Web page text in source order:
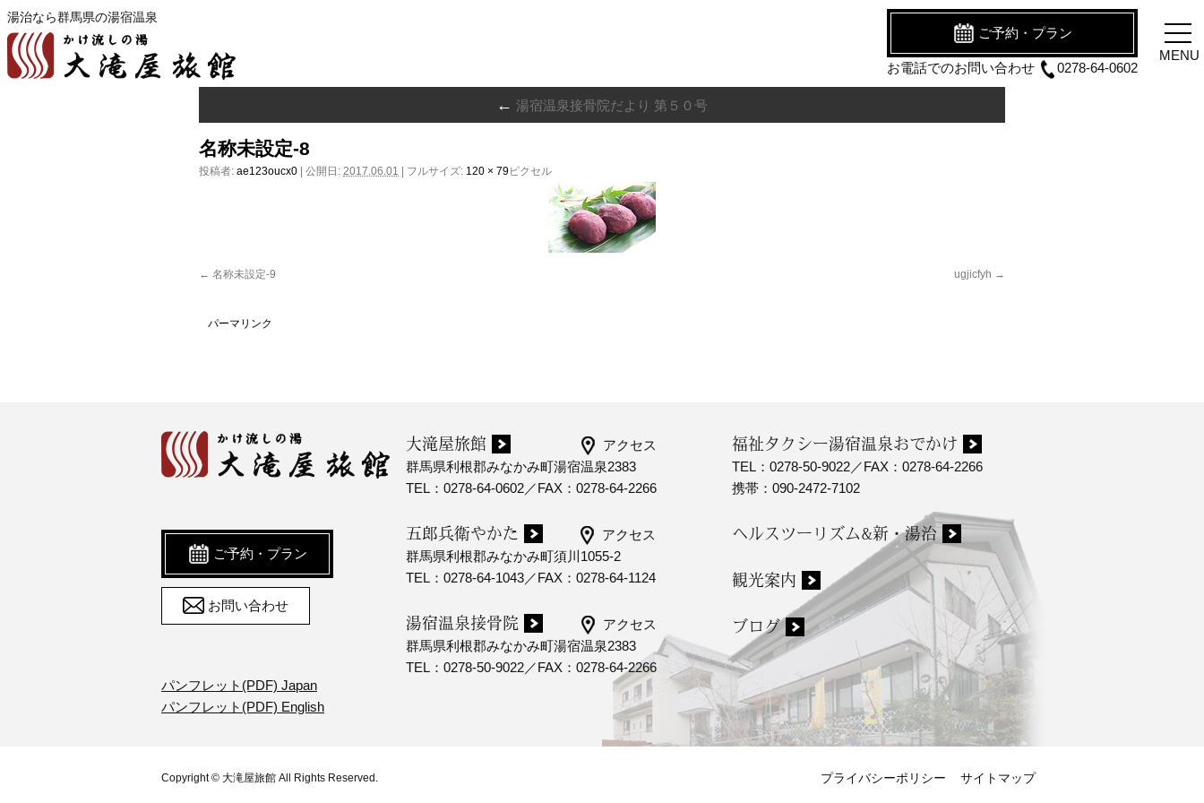
湯治なら群馬県の湯宿温泉
ご予約・プラン
お電話でのお問い合わせ 0278-64-0602
MENU
← 湯宿温泉接骨院だより 第５０号
名称未設定-8
投稿者: ae123oucx0 公開日: 2017.06.01 フルサイズ: 120 × 79ピクセル
名称未設定-9 ugjicfyh
パーマリンク
ご予約・プラン
お問い合わせ
パンフレット(PDF) Japan
パンフレット(PDF) English
大滝屋旅館
アクセス
群馬県利根郡みなかみ町湯宿温泉2383
TEL：0278-64-0602／FAX：0278-64-2266
五郎兵衛やかた
アクセス
群馬県利根郡みなかみ町須川1055-2
TEL：0278-64-1043／FAX：0278-64-1124
湯宿温泉接骨院
アクセス
群馬県利根郡みなかみ町湯宿温泉2383
TEL：0278-50-9022／FAX：0278-64-2266
福祉タクシー湯宿温泉おでかけ
TEL：0278-50-9022／FAX：0278-64-2266
携帯：090-2472-7102
ヘルスツーリズム&新・湯治
観光案内
ブログ
Copyright © 大滝屋旅館 All Rights Reserved. プライバシーポリシー サイトマップ